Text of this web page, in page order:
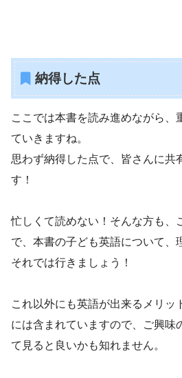
納得した点
ここでは本書を読み進めながら、
ていきますね。
思わず納得した点で、皆さんに共
す！
忙しくて読めない！そんな方も、
で、本書の子ども英語について、
それでは行きましょう！
これ以外にも英語が出来るメリッ
には含まれていますので、ご興味
て見ると良いかも知れません。